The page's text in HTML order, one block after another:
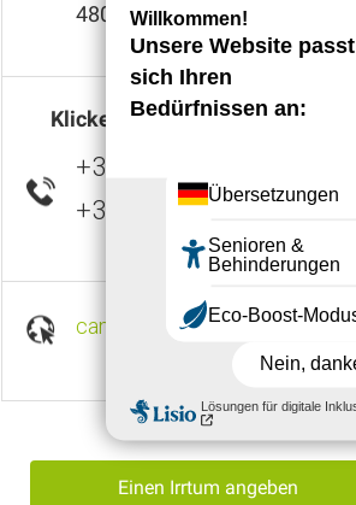
48000 SAINT-BAUZILE
Klicken Sie hier, um die Nummer
+33 4 66 94 21
+33 4 66 47 05▒▒
Einen Irrtum angeben